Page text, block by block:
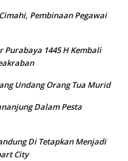
Pembinaan Pegawai
1445 H Kembali
Undang Orang Tua Murid
Dalam Pesta
Di Tetapkan Menjadi
City